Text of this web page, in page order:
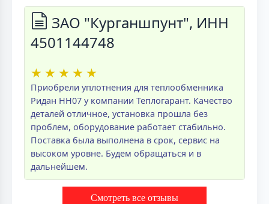
ЗАО "Курганшпунт", ИНН
4501144748
★ ★ ★ ★ ★
Приобрели уплотнения для теплообменника
Ридан НН07 у компании Теплогарант. Качество
деталей отличное, установка прошла без
проблем, оборудование работает стабильно.
Поставка была выполнена в срок, сервис на
высоком уровне. Будем обращаться и в
дальнейшем.
Смотреть все отзывы